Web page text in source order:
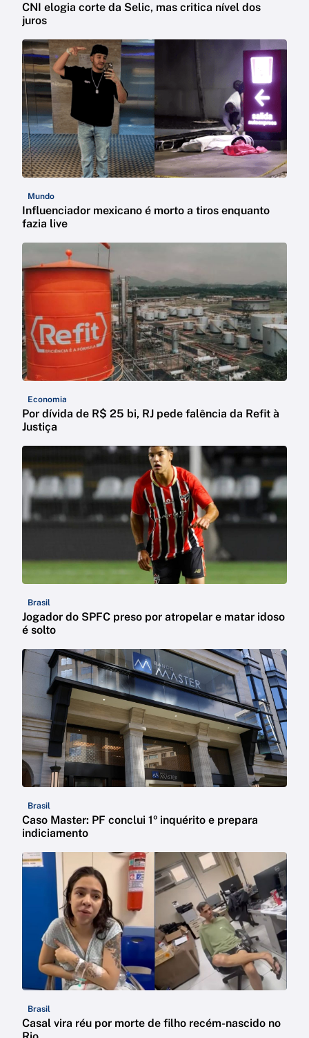
CNI elogia corte da Selic, mas critica nível dos
juros
Mundo
Influenciador mexicano é morto a tiros enquanto
fazia live
Economia
Por dívida de R$ 25 bi, RJ pede falência da Refit à
Justiça
Brasil
Jogador do SPFC preso por atropelar e matar idoso
é solto
Brasil
Caso Master: PF conclui 1º inquérito e prepara
indiciamento
Brasil
Casal vira réu por morte de filho recém-nascido no